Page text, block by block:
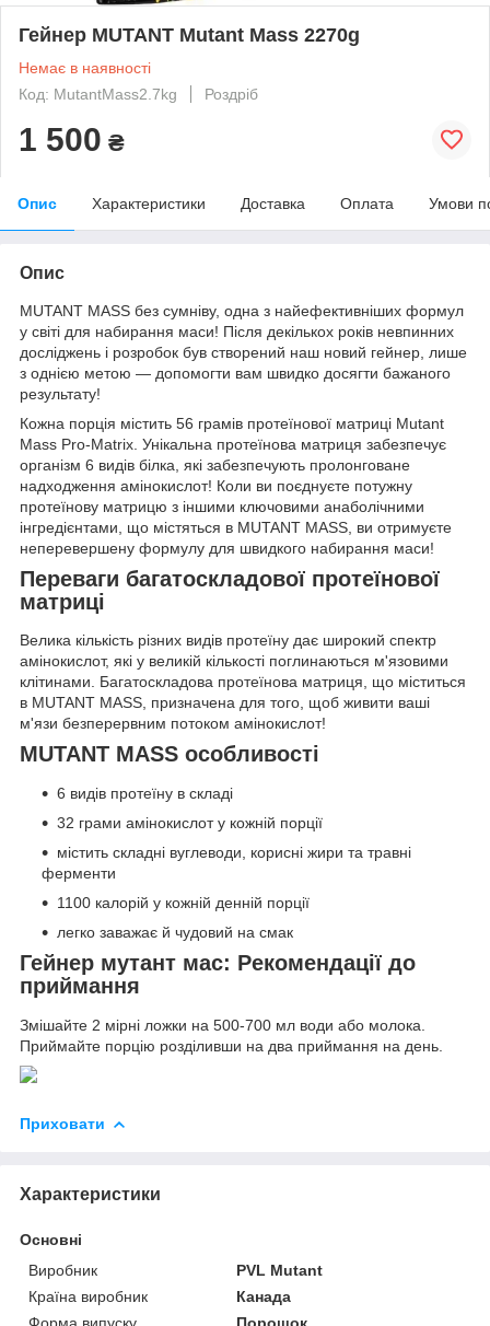
Гейнер MUTANT Mutant Mass 2270g
Немає в наявності
Код: MutantMass2.7kg
Роздріб
1 500 ₴
Опис Характеристики Доставка Оплата Умови
Опис
MUTANT MASS без сумніву, одна з найефективніших формул
у світі для набирання маси! Після декількох років невпинних
досліджень і розробок був створений наш новий гейнер, лише
з однією метою — допомогти вам швидко досягти бажаного
результату!
Кожна порція містить 56 грамів протеїнової матриці Mutant
Mass Pro-Matrix. Унікальна протеїнова матриця забезпечує
організм 6 видів білка, які забезпечують пролонговане
надходження амінокислот! Коли ви поєднуєте потужну
протеїнову матрицю з іншими ключовими анаболічними
інгредієнтами, що містяться в MUTANT MASS, ви отримуєте
неперевершену формулу для швидкого набирання маси!
Переваги багатоскладової протеїнової
матриці
Велика кількість різних видів протеїну дає широкий спектр
амінокислот, які у великій кількості поглинаються м'язовими
клітинами. Багатоскладова протеїнова матриця, що міститься
в MUTANT MASS, призначена для того, щоб живити ваші
м'язи безперервним потоком амінокислот!
MUTANT MASS особливості
6 видів протеїну в складі
32 грами амінокислот у кожній порції
містить складні вуглеводи, корисні жири та травні
ферменти
1100 калорій у кожній денній порції
легко заважає й чудовий на смак
Гейнер мутант мас: Рекомендації до
приймання
Змішайте 2 мірні ложки на 500-700 мл води або молока.
Приймайте порцію розділивши на два приймання на день.
Приховати
Характеристики
Основні
Виробник
PVL Mutant
Країна виробник
Канада